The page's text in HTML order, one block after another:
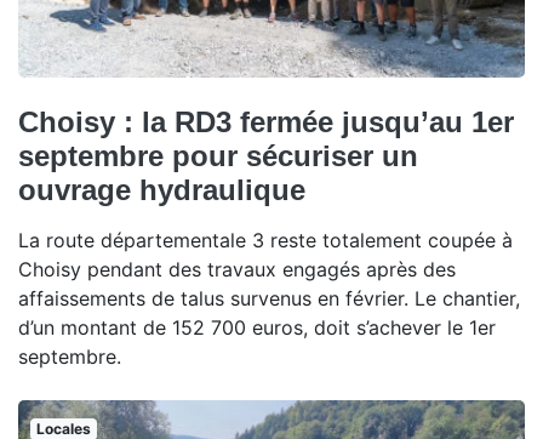
Choisy : la RD3 fermée jusqu’au 1er
septembre pour sécuriser un
ouvrage hydraulique
La route départementale 3 reste totalement coupée à
Choisy pendant des travaux engagés après des
affaissements de talus survenus en février. Le chantier,
d’un montant de 152 700 euros, doit s’achever le 1er
septembre.
Locales